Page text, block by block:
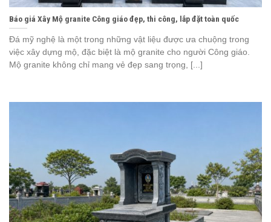
Báo giá Xây Mộ granite Công giáo đẹp, thi công, lắp đặt toàn quốc
Đá mỹ nghệ là một trong những vật liệu được ưa chuộng trong
việc xây dựng mộ, đặc biệt là mộ granite cho người Công giáo.
Mộ granite không chỉ mang vẻ đẹp sang trọng, [...]